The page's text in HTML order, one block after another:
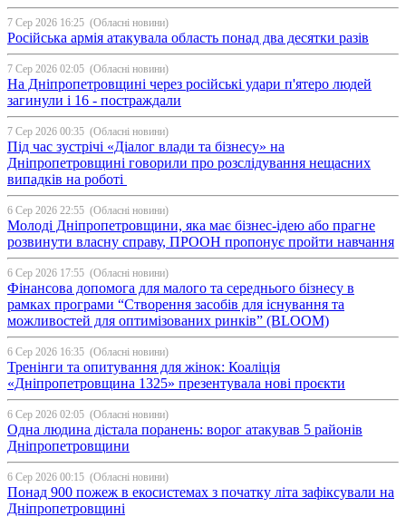
7 Сер 2026 16:25 (Обласні новини)
Російська армія атакувала область понад два десятки разів
7 Сер 2026 02:05 (Обласні новини)
На Дніпропетровщині через російські удари п'ятеро людей
загинули і 16 - постраждали
7 Сер 2026 00:35 (Обласні новини)
Під час зустрічі «Діалог влади та бізнесу» на
Дніпропетровщині говорили про розслідування нещасних
випадків на роботі
6 Сер 2026 22:55 (Обласні новини)
Молоді Дніпропетровщини, яка має бізнес-ідею або прагне
розвинути власну справу, ПРООН пропонує пройти навчання
6 Сер 2026 17:55 (Обласні новини)
Фінансова допомога для малого та середнього бізнесу в
рамках програми “Створення засобів для існування та
можливостей для оптимізованих ринків” (BLOOM)
6 Сер 2026 16:35 (Обласні новини)
Тренінги та опитування для жінок: Коаліція
«Дніпропетровщина 1325» презентувала нові проєкти
6 Сер 2026 02:05 (Обласні новини)
Одна людина дістала поранень: ворог атакував 5 районів
Дніпропетровщини
6 Сер 2026 00:15 (Обласні новини)
Понад 900 пожеж в екосистемах з початку літа зафіксували на
Дніпропетровщині